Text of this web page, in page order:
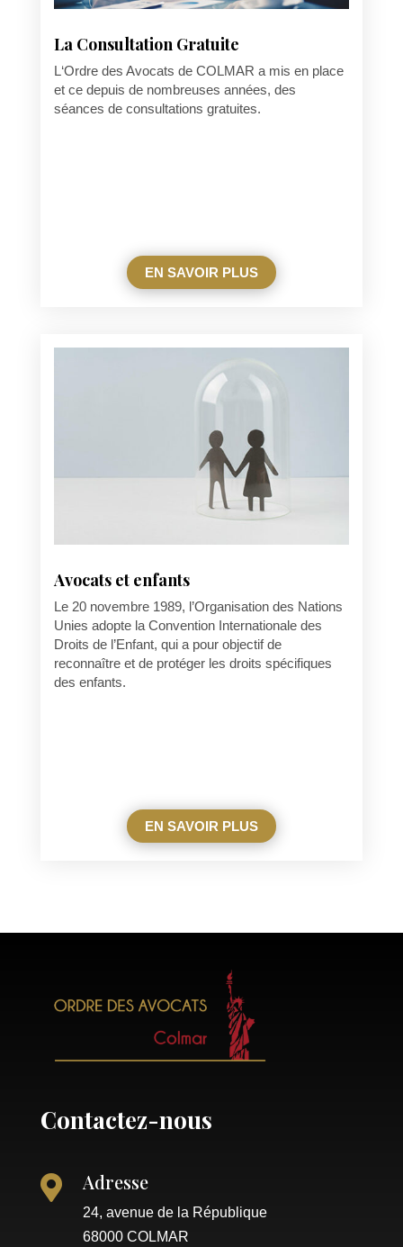
La Consultation Gratuite
L‘Ordre des Avocats de COLMAR a mis en place
et ce depuis de nombreuses années, des
séances de consultations gratuites.
EN SAVOIR PLUS
Avocats et enfants
Le 20 novembre 1989, l’Organisation des Nations
Unies adopte la Convention Internationale des
Droits de l’Enfant, qui a pour objectif de
reconnaître et de protéger les droits spécifiques
des enfants.
EN SAVOIR PLUS
Contactez-nous
 Adresse
24, avenue de la République
68000 COLMAR